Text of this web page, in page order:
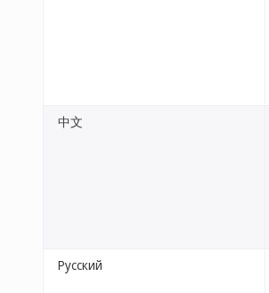
中文
Русский